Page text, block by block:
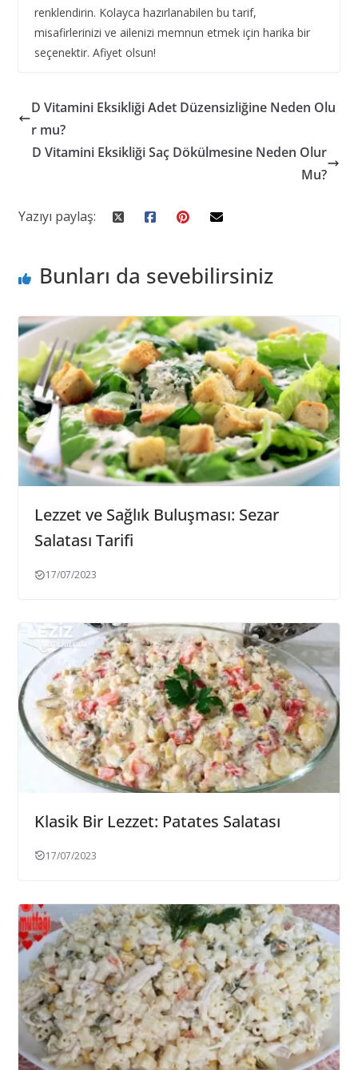
renklendirin. Kolayca hazırlanabilen bu tarif,
misafirlerinizi ve ailenizi memnun etmek için harika bir
seçenektir. Afiyet olsun!
D Vitamini Eksikliği Adet Düzensizliğine Neden Olu
r mu?
D Vitamini Eksikliği Saç Dökülmesine Neden Olur
Mu?
Yazıyı paylaş:
Bunları da sevebilirsiniz
Lezzet ve Sağlık Buluşması: Sezar
Salatası Tarifi
17/07/2023
Klasik Bir Lezzet: Patates Salatası
17/07/2023